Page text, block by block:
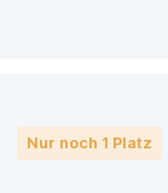
Nur noch 1 Platz